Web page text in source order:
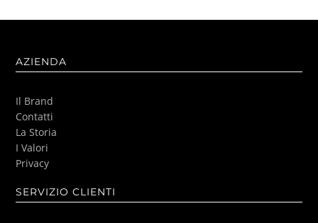
AZIENDA
Il Brand
Contatti
La Storia
I Valori
Privacy
SERVIZIO CLIENTI